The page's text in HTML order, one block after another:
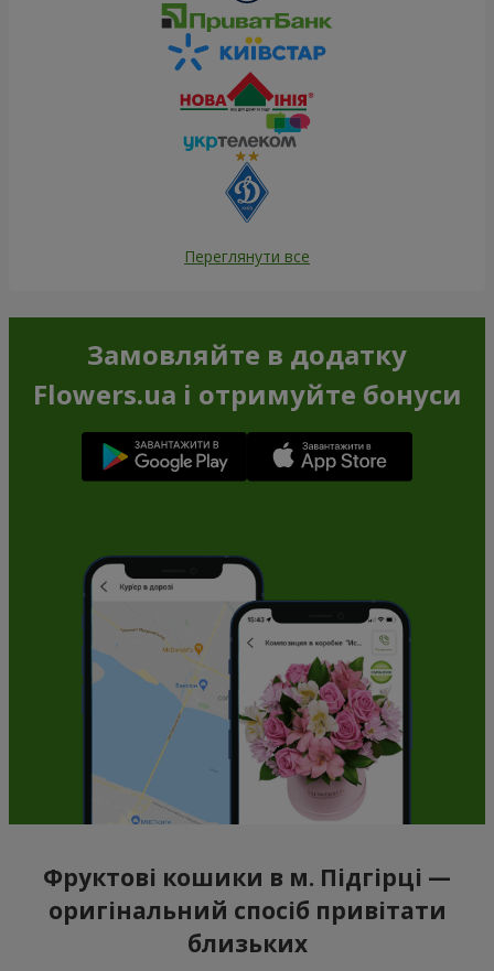
Переглянути все
Замовляйте в додатку
Flowers.ua і отримуйте бонуси
Фруктові кошики в м. Підгірці —
оригінальний спосіб привітати
близьких